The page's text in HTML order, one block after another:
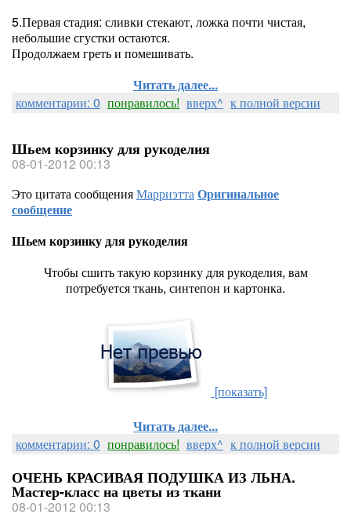
5.Первая стадия: сливки стекают, ложка почти чистая,
небольшие сгустки остаются.
Продолжаем греть и помешивать.
Читать далее...
комментарии: 0 понравилось! вверх^ к полной версии
Шьем корзинку для рукоделия
08-01-2012 00:13
Это цитата сообщенияМарриэттаОригинальное
сообщение
Шьем корзинку для рукоделия
Чтобы сшить такую корзинку для рукоделия, вам
потребуется ткань, синтепон и картонка.
[показать]
Читать далее...
комментарии: 0 понравилось! вверх^ к полной версии
ОЧЕНЬ КРАСИВАЯ ПОДУШКА ИЗ ЛЬНА.
Мастер-класс на цветы из ткани
08-01-2012 00:13